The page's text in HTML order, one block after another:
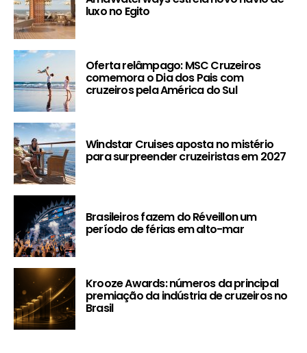
luxo no Egito
Oferta relâmpago: MSC Cruzeiros
comemora o Dia dos Pais com
cruzeiros pela América do Sul
Windstar Cruises aposta no mistério
para surpreender cruzeiristas em 2027
Brasileiros fazem do Réveillon um
período de férias em alto-mar
Krooze Awards: números da principal
premiação da indústria de cruzeiros no
Brasil